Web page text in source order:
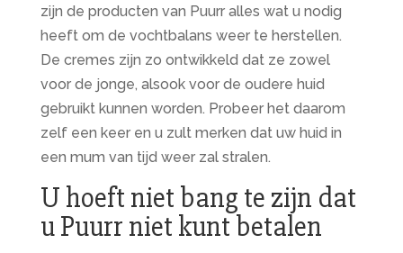
zijn de producten van Puurr alles wat u nodig
heeft om de vochtbalans weer te herstellen.
De cremes zijn zo ontwikkeld dat ze zowel
voor de jonge, alsook voor de oudere huid
gebruikt kunnen worden. Probeer het daarom
zelf een keer en u zult merken dat uw huid in
een mum van tijd weer zal stralen.
U hoeft niet bang te zijn dat
u Puurr niet kunt betalen